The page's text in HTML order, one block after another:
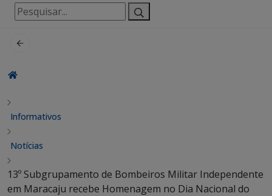
Pesquisar
por:
Informativos
Notícias
13º Subgrupamento de Bombeiros Militar Independente
em Maracaju recebe Homenagem no Dia Nacional do